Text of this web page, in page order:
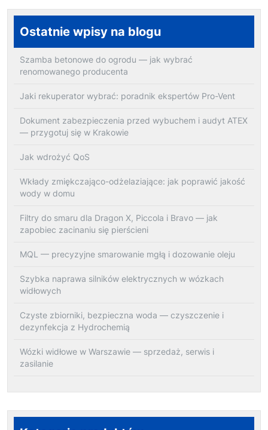
Ostatnie wpisy na blogu
Szamba betonowe do ogrodu — jak wybrać
renomowanego producenta
Jaki rekuperator wybrać: poradnik ekspertów Pro-Vent
Dokument zabezpieczenia przed wybuchem i audyt ATEX
— przygotuj się w Krakowie
Jak wdrożyć QoS
Wkłady zmiękczająco-odżelaziające: jak poprawić jakość
wody w domu
Filtry do smaru dla Dragon X, Piccola i Bravo — jak
zapobiec zacinaniu się pierścieni
MQL — precyzyjne smarowanie mgłą i dozowanie oleju
Szybka naprawa silników elektrycznych w wózkach
widłowych
Czyste zbiorniki, bezpieczna woda — czyszczenie i
dezynfekcja z Hydrochemią
Wózki widłowe w Warszawie — sprzedaż, serwis i
zasilanie